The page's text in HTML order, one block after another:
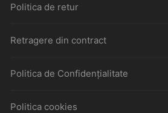
Politica de retur
Retragere din contract
Politica de Confidențialitate
Politica cookies